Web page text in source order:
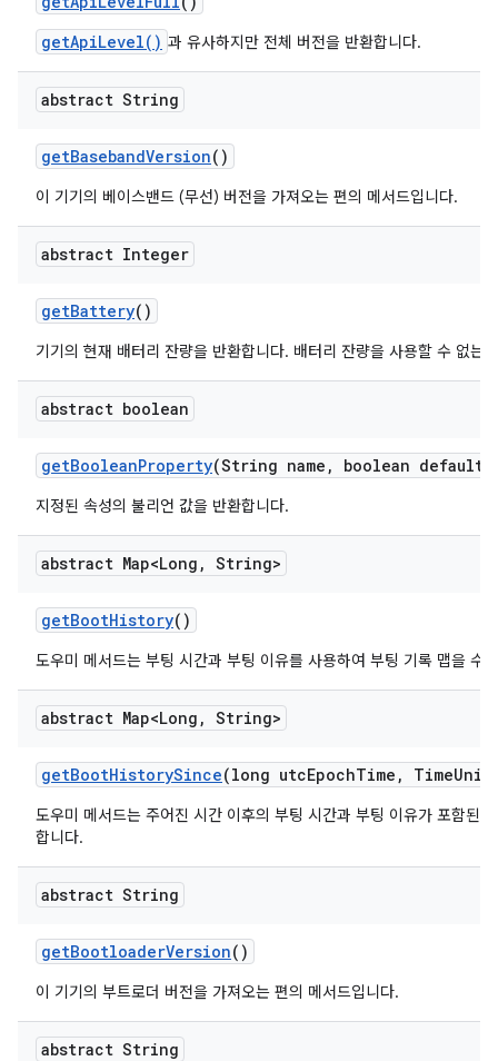
getApiLevel() 과 유사하지만 전체 버전을 반환합니다.
abstract String
getBasebandVersion()
이 기기의 베이스밴드 (무선) 버전을 가져오는 편의 메서드입니다.
abstract Integer
getBattery()
기기의 현재 배터리 잔량을 반환합니다. 배터리 잔량을 사용할 수 없는
abstract boolean
getBooleanProperty(String name , boolean default
지정된 속성의 불리언 값을 반환합니다.
abstract Map<Long , String>
getBootHistory()
도우미 메서드는 부팅 시간과 부팅 이유를 사용하여 부팅 기록 맵을 수
abstract Map<Long , String>
getBootHistorySince(long utcEpochTime , TimeUnit
도우미 메서드는 주어진 시간 이후의 부팅 시간과 부팅 이유가 포함된
합니다.
abstract String
getBootloaderVersion()
이 기기의 부트로더 버전을 가져오는 편의 메서드입니다.
abstract String